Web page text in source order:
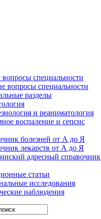
специальности
вопросы специальности
разделы
и реаниматология
воспаление и сепсис
болезней от А до Я
лекарств от А до Я
адресный справочник
статьи
исследования
наблюдения